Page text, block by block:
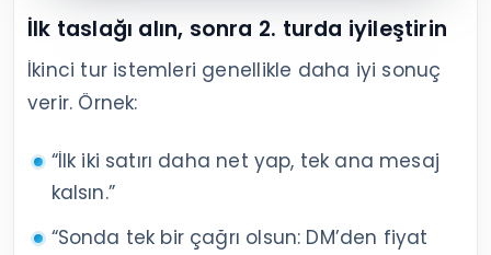
İlk taslağı alın, sonra 2. turda iyileştirin
İkinci tur istemleri genellikle daha iyi sonuç
verir. Örnek:
“İlk iki satırı daha net yap, tek ana mesaj
kalsın.”
“Sonda tek bir çağrı olsun: DM’den fiyat